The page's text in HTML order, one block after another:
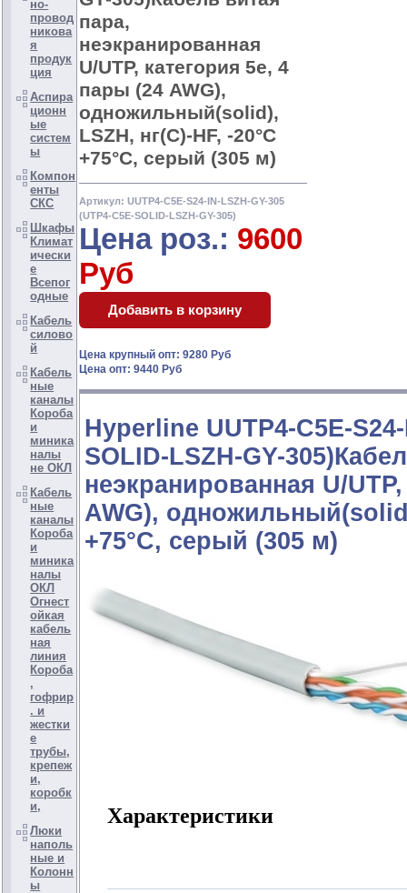
но-
провод
никова
я
продук
ция
Аспира
ционн
ые
систем
ы
Компон
енты
СКС
Шкафы
Климат
ически
е
Всепог
одные
Кабель
силово
й
Кабель
ные
каналы
Короба
и
миника
налы
не ОКЛ
Кабель
ные
каналы
Короба
и
миника
налы
ОКЛ
Огнест
ойкая
кабель
ная
линия
Короба
,
гофрир
. и
жестки
е
трубы,
крепеж
и,
коробк
и,
Люки
наполь
ные и
Колонн
ы
пара,
неэкранированная
U/UTP, категория 5e, 4
пары (24 AWG),
одножильный(solid),
LSZH, нг(С)-HF, -20°C
+75°C, серый (305 м)
Артикул: UUTP4-C5E-S24-IN-LSZH-GY-305
(UTP4-C5E-SOLID-LSZH-GY-305)
Цена роз.: 9600
Руб
Цена крупный опт: 9280 Руб
Цена опт: 9440 Руб
Hyperline UUTP4-C5E-
SOLID-LSZH-GY-
неэкранированная U/
AWG),
+75°C, серый (305 м)
Характеристики